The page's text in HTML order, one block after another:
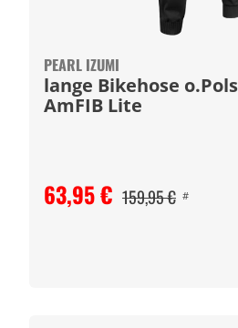
PEARL IZUMI
lange Bikehose
AmFIB Lite
63,95 € 159,95 € #